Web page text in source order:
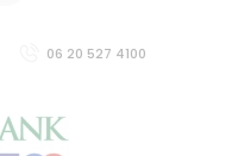
06 20 527 4100